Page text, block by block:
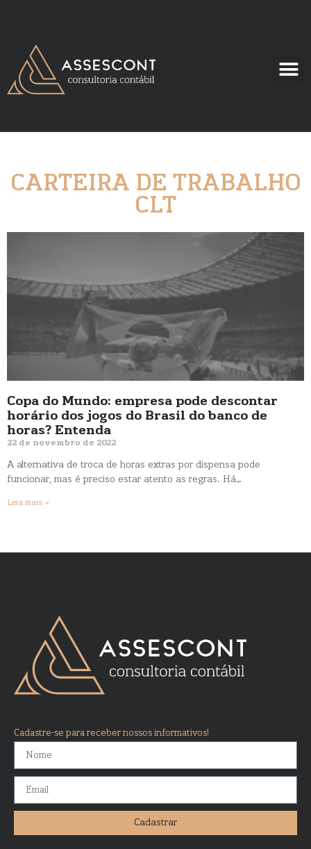
CARTEIRA DE TRABALHO
CLT
Copa do Mundo: empresa pode descontar
horário dos jogos do Brasil do banco de
horas? Entenda
22 de novembro de 2022
A alternativa de troca de horas extras por dispensa pode
funcionar, mas é preciso estar atento as regras. Há…
Leia mais »
Cadastre-se para receber nossos informativos!
Cadastrar